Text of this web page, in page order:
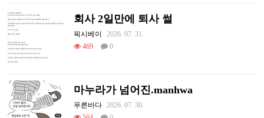
회사 2일만에 퇴사 썰
픽시베이
2026. 07. 31.
469
0
마누라가 넘어진.manhwa
푸른바다 2026. 07. 30.